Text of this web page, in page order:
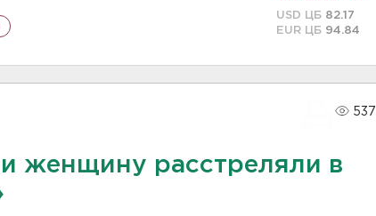
USD ЦБ 82.17
EUR ЦБ 94.84
537
женщину расстреляли в